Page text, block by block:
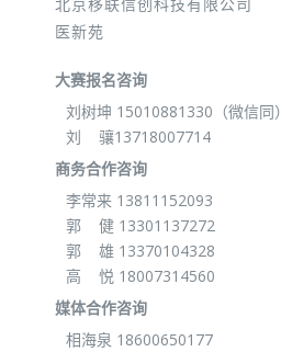
北京移联信创科技有限公司
医新苑
大赛报名咨询
刘树坤 15010881330（微信同）
刘 骧13718007714
商务合作咨询
李常来 13811152093
郭 健 13301137272
郭 雄 13370104328
高 悦 18007314560
媒体合作咨询
相海泉 18600650177